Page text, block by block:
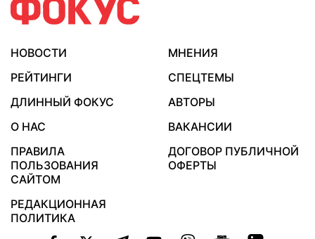
НОВОСТИ
МНЕНИЯ
РЕЙТИНГИ
СПЕЦТЕМЫ
ДЛИННЫЙ ФОКУС
АВТОРЫ
О НАС
ВАКАНСИИ
ПРАВИЛА
ПОЛЬЗОВАНИЯ
САЙТОМ
ДОГОВОР ПУБЛИЧНОЙ
ОФЕРТЫ
РЕДАКЦИОННАЯ
ПОЛИТИКА